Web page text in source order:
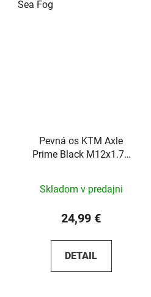
Sea Fog
Pevná os KTM Axle
Prime Black M12x1.75
Skladom v predajni
24,99 €
DETAIL